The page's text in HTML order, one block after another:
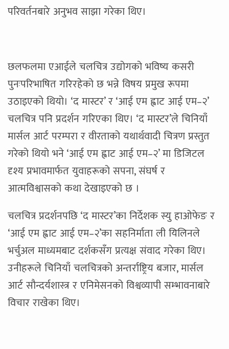
परिवर्तनबारे अनुभव साझा गरेका थिए।
छलफलमा एआईले चलचित्र उद्योगको भविष्य कसरी
पुनःपरिभाषित गरिरहेको छ भन्ने विषय प्रमुख रूपमा
उठाइएको थियो। ‘द मास्टर’ र ‘आई एम ह्वाट आई एम–२’
चलचित्र पनि प्रदर्शन गरिएका थिए। ‘द मास्टर’ले चिनियाँ
मार्सल आर्ट परम्परा र वीरताको यथार्थवादी चित्रण प्रस्तुत
गरेको थियो भने ‘आई एम ह्वाट आई एम–२’ मा डिजिटल
दृश्य प्रभावमार्फत युवाहरूको सपना, संघर्ष र
आत्मविश्वासको कथा देखाइएको छ ।
चलचित्र प्रदर्शनपछि ‘द मास्टर’का निर्देशक स्यु हाओफेङ र
‘आई एम ह्वाट आई एम–२’का सहनिर्माता ली यिलिनले
भर्चुअल माध्यमबाट दर्शकसँग प्रत्यक्ष संवाद गरेका थिए।
उनीहरूले चिनियाँ चलचित्रको अन्तर्राष्ट्रिय बजार, मार्सल
आर्ट सौन्दर्यशास्त्र र एनिमेसनको विश्वव्यापी सम्भावनाबारे
विचार राखेका थिए।